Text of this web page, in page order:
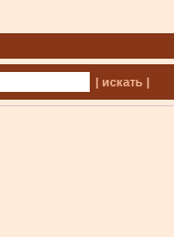
| искать |